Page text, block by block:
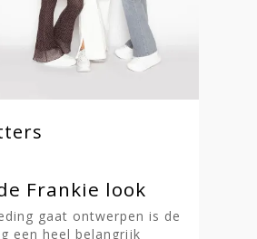
Frankie look
gaat ontwerpen is de
een heel belangrijk